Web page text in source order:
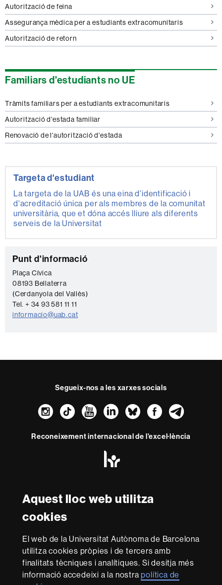
Aquest lloc web utilitza
cookies
El web de la Universitat Autònoma de Barcelona
utilitza cookies pròpies i de tercers amb
finalitats tècniques i analítiques. Si desitja més
informació accedeixi a la nostrapolítica de
Autorització de feina
Assegurança mèdica per a estudiants extracomunitaris
Autorització de retorn
Familiars d'estudiants no UE
Tràmits familiars per a estudiants extracomunitaris
Autorització d'estada familiar
Renovació de l'autorització d'estada
Targeta d'estudiant
La targeta de la UAB és una eina d'identificació i
d'acreditació única per als membres de la comunitat
universitària, que et dóna accés lliure als diferents
serveis de la Universitat
C
o
n
t
a
e
Punt d'informació
Plaça Cívica
08193 Bellaterra
(Cerdanyola del Vallès)
Tel. + 34 93 581 11 11
informacio@uab.cat
Segueix-nos a les xarxes socials
Instagram
TikTokYouTube
LinkedIn
Bluesky
Reconeixement internacional de l'excel·lència
-
Euraxess
Amb el finançament de
Sobre
aquest
web
Avís legal Protecció de dades Sobre el
web
Accessibilitat web Mapa del web UAB